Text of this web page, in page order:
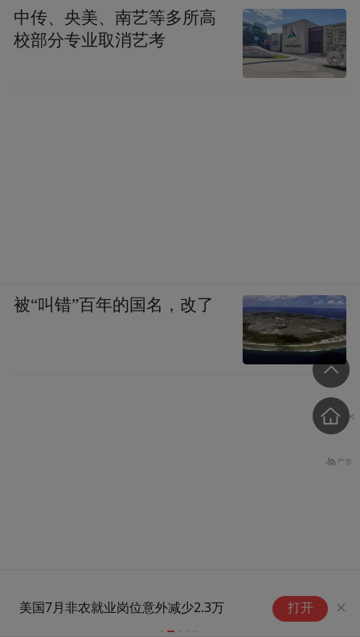
东西部协作送“薪”机遇 津甘鲁
甘“签”手干大事
打开
中传、央美、南艺等多所高
校部分专业取消艺考
被“叫错”百年的国名，改了
是公然歧视女性